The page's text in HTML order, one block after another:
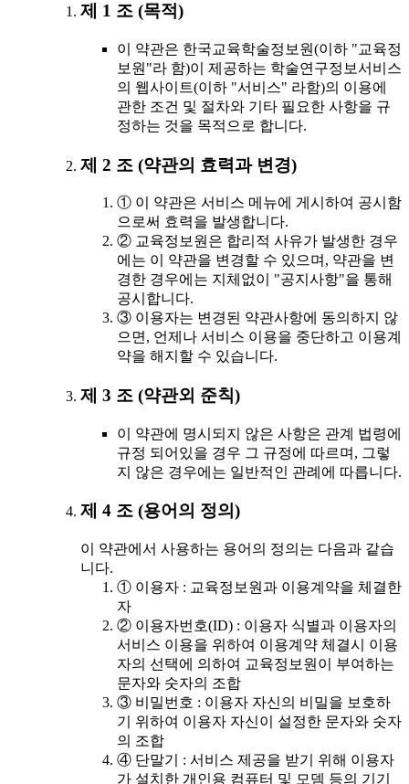
제 1 조 (목적)
이 약관은 한국교육학술정보원(이하 "교육정
보원"라 함)이 제공하는 학술연구정보서비스
의 웹사이트(이하 "서비스" 라함)의 이용에
관한 조건 및 절차와 기타 필요한 사항을 규
정하는 것을 목적으로 합니다.
제 2 조 (약관의 효력과 변경)
① 이 약관은 서비스 메뉴에 게시하여 공시함
으로써 효력을 발생합니다.
② 교육정보원은 합리적 사유가 발생한 경우
에는 이 약관을 변경할 수 있으며, 약관을 변
경한 경우에는 지체없이 "공지사항"을 통해
공시합니다.
③ 이용자는 변경된 약관사항에 동의하지 않
으면, 언제나 서비스 이용을 중단하고 이용계
약을 해지할 수 있습니다.
제 3 조 (약관외 준칙)
이 약관에 명시되지 않은 사항은 관계 법령에
규정 되어있을 경우 그 규정에 따르며, 그렇
지 않은 경우에는 일반적인 관례에 따릅니다.
제 4 조 (용어의 정의)
이 약관에서 사용하는 용어의 정의는 다음과 같습
니다.
① 이용자 : 교육정보원과 이용계약을 체결한
자
② 이용자번호(ID) : 이용자 식별과 이용자의
서비스 이용을 위하여 이용계약 체결시 이용
자의 선택에 의하여 교육정보원이 부여하는
문자와 숫자의 조합
③ 비밀번호 : 이용자 자신의 비밀을 보호하
기 위하여 이용자 자신이 설정한 문자와 숫자
의 조합
④ 단말기 : 서비스 제공을 받기 위해 이용자
가 설치한 개인용 컴퓨터 및 모뎀 등의 기기